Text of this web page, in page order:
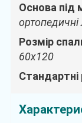
Основа під
ортопедичні
Розмір
60х120
Стандартні